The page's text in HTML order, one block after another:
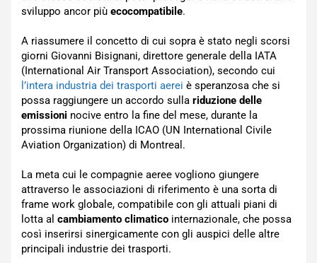
sviluppo ancor più ecocompatibile.
A riassumere il concetto di cui sopra è stato negli scorsi
giorni Giovanni Bisignani, direttore generale della IATA
(International Air Transport Association), secondo cui
l’intera industria dei trasporti aerei è speranzosa che si
possa raggiungere un accordo sulla riduzione delle
emissioni nocive entro la fine del mese, durante la
prossima riunione della ICAO (UN International Civile
Aviation Organization) di Montreal.
La meta cui le compagnie aeree vogliono giungere
attraverso le associazioni di riferimento è una sorta di
frame work globale, compatibile con gli attuali piani di
lotta al cambiamento climatico internazionale, che possa
così inserirsi sinergicamente con gli auspici delle altre
principali industrie dei trasporti.